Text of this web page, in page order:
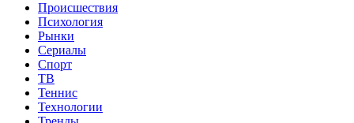
Происшествия
Психология
Рынки
Сериалы
Спорт
ТВ
Теннис
Технологии